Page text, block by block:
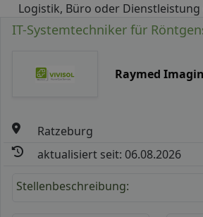
Logistik, Büro oder
IT-Systemtechniker für
Raymed
Ratzeburg
aktualisiert seit: 06.08.2026
Stellenbeschreibung: